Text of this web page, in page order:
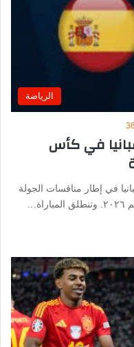
الرياضة
في كأس
في إطار منافسات الجولة